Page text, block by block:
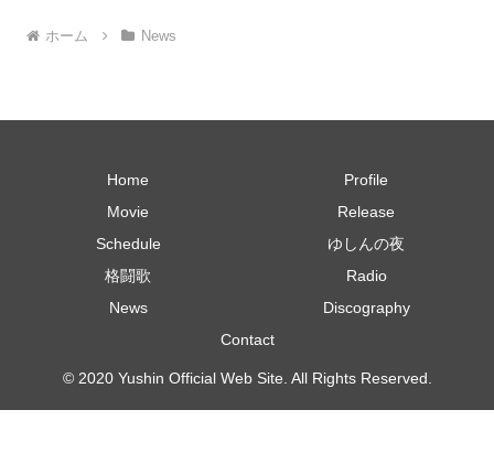
ホーム News
Home
Profile
Movie
Release
Schedule
ゆしんの夜
格闘歌
Radio
News
Discography
Contact
© 2020 Yushin Official Web Site. All Rights Reserved.